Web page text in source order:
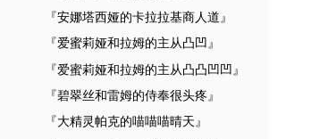
『安娜塔西娅的卡拉拉基商人道』
『爱蜜莉娅和拉姆的主从凸凹』
『爱蜜莉娅和拉姆的主从凸凸凹凹』
『碧翠丝和雷姆的侍奉很头疼』
『大精灵帕克的喵喵喵晴天』